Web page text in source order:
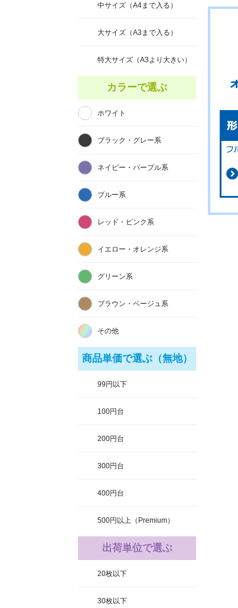
中サイズ（A4まで入る）
大サイズ（A3まで入る）
特大サイズ（A3より大きい）
カラーで選ぶ
ホワイト
ブラック・グレー系
ネイビー・パープル系
ブルー系
レッド・ピンク系
イエロー・オレンジ系
グリーン系
ブラウン・ベージュ系
その他
商品単価で選ぶ（無地）
99円以下
100円台
200円台
300円台
400円台
500円以上（Premium）
出荷単位で選ぶ
20枚以下
30枚以下